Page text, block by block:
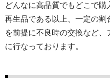
どんなに高品質でもどこで
再生品である以上、一定の
を前提に不良時の交換など
に行なっております。